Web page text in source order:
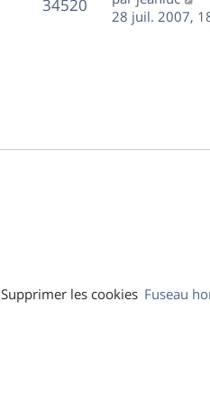
g
e
s
m
i
34520
e
28 juil. 2007,
Fuseau
Supprimer les cookies